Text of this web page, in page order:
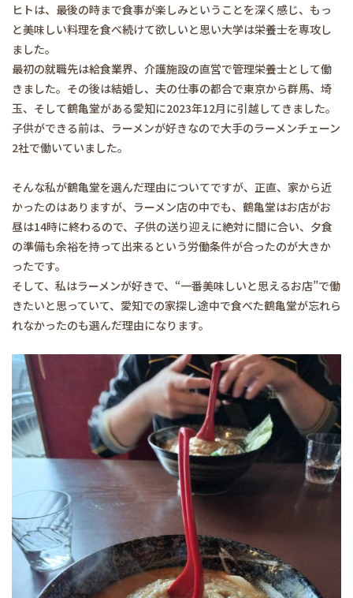
ヒトは、最後の時まで食事が楽しみということを深く感じ、もっ
と美味しい料理を食べ続けて欲しいと思い大学は栄養士を専攻し
ました。
最初の就職先は給食業界、介護施設の直営で管理栄養士として働
きました。その後は結婚し、夫の仕事の都合で東京から群馬、埼
玉、そして鶴亀堂がある愛知に2023年12月に引越してきました。
子供ができる前は、ラーメンが好きなので大手のラーメンチェーン
2社で働いていました。
そんな私が鶴亀堂を選んだ理由についてですが、正直、家から近
かったのはありますが、ラーメン店の中でも、鶴亀堂はお店がお
昼は14時に終わるので、子供の送り迎えに絶対に間に合い、夕食
の準備も余裕を持って出来るという労働条件が合ったのが大きか
ったです。
そして、私はラーメンが好きで、“一番美味しいと思えるお店”で働
きたいと思っていて、愛知での家探し途中で食べた鶴亀堂が忘れら
れなかったのも選んだ理由になります。